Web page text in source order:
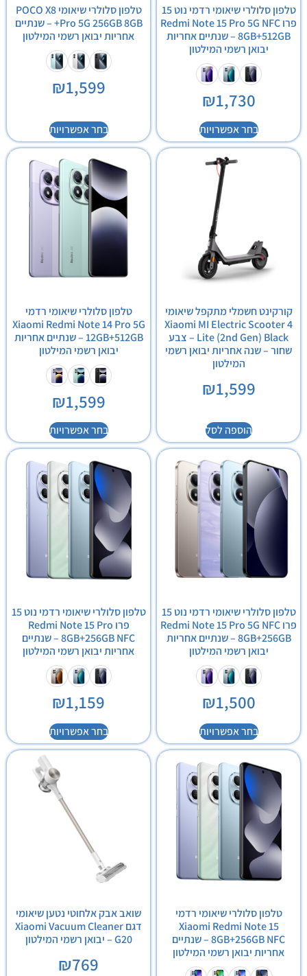
טלפון סלולרי שיאומי רדמי נוט 15
פרו Redmi Note 15 Pro 5G NFC
8GB+512GB – שנתיים אחריות
יבואן רשמי המילטון
₪1,730
בחר אפשרויות
טלפון סלולרי שיאומי POCO X8
Pro 5G 256GB 8GB+ – שנתיים
אחריות יבואן רשמי המילטון
₪1,599
בחר אפשרויות
קורקינט חשמלי מתקפל שיאומי
Xiaomi MI Electric Scooter 4
Lite (2nd Gen) Black – צבע
שחור – שנה אחריות יבואן רשמי
המילטון
₪1,599
הוספה לסל
טלפון סלולרי שיאומי רדמי
Xiaomi Redmi Note 14 Pro 5G
12GB+512GB – שנתיים אחריות
יבואן רשמי המילטון
₪1,599
בחר אפשרויות
טלפון סלולרי שיאומי רדמי נוט 15
פרו Redmi Note 15 Pro 5G NFC
8GB+256GB – שנתיים אחריות
יבואן רשמי המילטון
₪1,500
בחר אפשרויות
טלפון סלולרי שיאומי רדמי נוט 15
פרו Redmi Note 15 Pro
8GB+256GB NFC – שנתיים
אחריות יבואן רשמי המילטון
₪1,159
בחר אפשרויות
טלפון סלולרי שיאומי רדמי
Xiaomi Redmi Note 15
8GB+256GB NFC – שנתיים
אחריות יבואן רשמי המילטון
שואב אבק אלחוטי נטען שיאומי
דגם Xiaomi Vacuum Cleaner
G20 – יבואן רשמי המילטון
₪769